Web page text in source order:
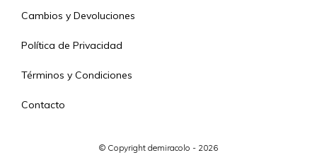
Cambios y Devoluciones
Política de Privacidad
Términos y Condiciones
Contacto
© Copyright demiracolo - 2026